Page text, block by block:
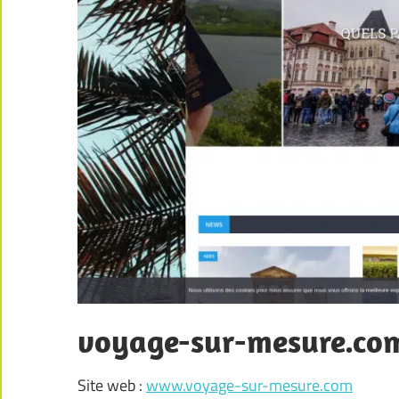
voyage-sur-
Site web :www.voyage-sur-mesure.com